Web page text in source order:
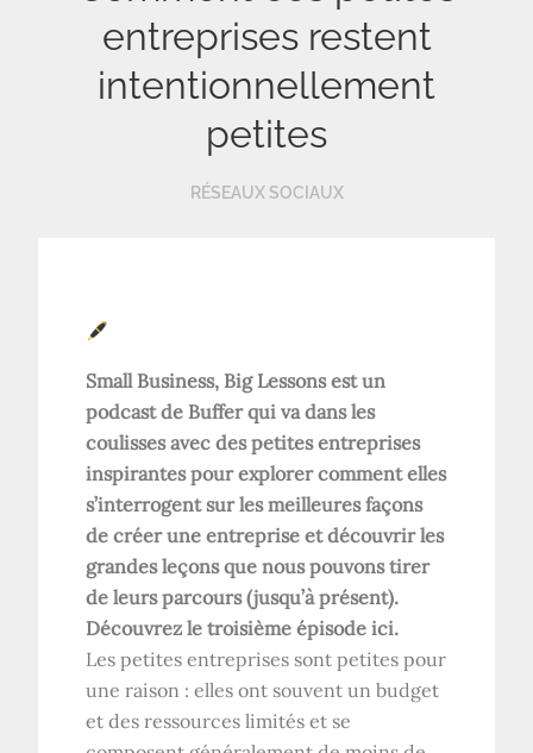
entreprises restent
intentionnellement
petites
RÉSEAUX SOCIAUX
Small Business, Big Lessons est un
podcast de Buffer qui va dans les
coulisses avec des petites entreprises
inspirantes pour explorer comment elles
s’interrogent sur les meilleures façons
de créer une entreprise et découvrir les
grandes leçons que nous pouvons tirer
de leurs parcours (jusqu’à présent).
Découvrez le troisième épisode ici.
Les petites entreprises sont petites pour
une raison : elles ont souvent un budget
et des ressources limités et se